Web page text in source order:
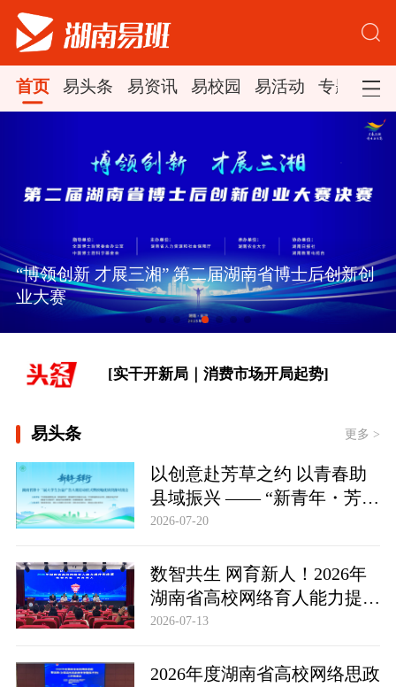
首页 易头条 易资讯 易校园 易活动 专题集锦
“博领创新 才展三湘” 第二届湖南省博士后创新创
业大赛
领航丨夯实基础开新局
[习近平总书记关切事｜厚植营商沃土推
动东北全面振兴]
[实干开新局｜消费市场开局起势]
易头条 更多 >
以创意赴芳草之约 以青春助
县域振兴 —— “新青年・芳草
行” 湖南省第十二届大学生公
2026-07-20
数智共生 网育新人！2026年
湖南省高校网络育人能力提升
训练营举行
2026-07-13
2026年度湖南省高校网络思政